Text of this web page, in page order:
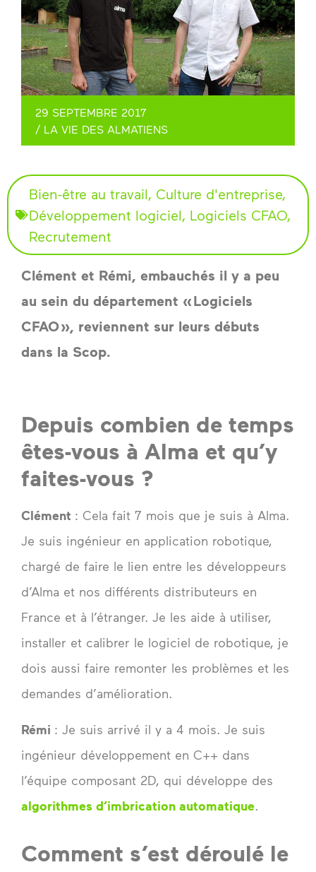
29 SEPTEMBRE 2017
/ LA VIE DES ALMATIENS
Bien-être au travail, Culture d'entreprise,
Développement logiciel, Logiciels CFAO,
Recrutement
Clément et Rémi, embauchés il y a peu
au sein du département « Logiciels
CFAO », reviennent sur leurs débuts
dans la Scop.
Depuis combien de temps
êtes-vous à Alma et qu’y
faites-vous ?
Clément : Cela fait 7 mois que je suis à Alma.
Je suis ingénieur en application robotique,
chargé de faire le lien entre les développeurs
d’Alma et nos différents distributeurs en
France et à l’étranger. Je les aide à utiliser,
installer et calibrer le logiciel de robotique, je
dois aussi faire remonter les problèmes et les
demandes d’amélioration.
Rémi : Je suis arrivé il y a 4 mois. Je suis
ingénieur développement en C++ dans
l’équipe composant 2D, qui développe des
algorithmes d’imbrication automatique.
Comment s’est déroulé le